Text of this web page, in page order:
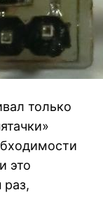
только
это
раз,